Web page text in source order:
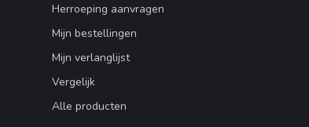
Herroeping aanvragen
Mijn bestellingen
Mijn verlanglijst
Vergelijk
Alle producten